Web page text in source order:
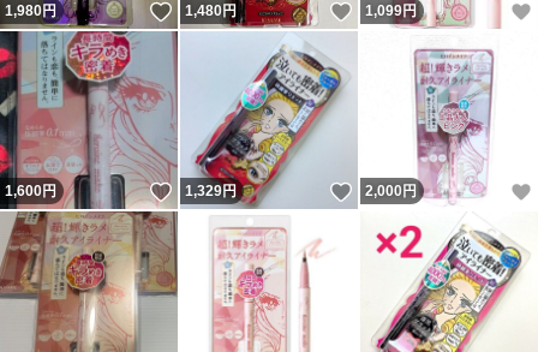
1,980円 いいね！
1,480円 いいね！
1,099円
1,600円 いいね！
1,329円 いいね！
2,000 円